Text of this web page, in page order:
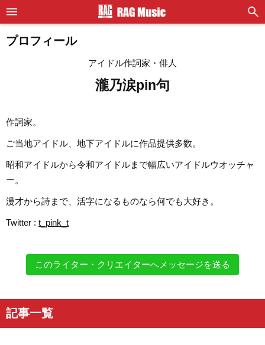
プロフィール
アイドル作詞家・俳人
瀧乃涙pin句
作詞家。
ご当地アイドル、地下アイドルに作品提供多数。
昭和アイドルから令和アイドルまで幅広いアイドルウオッチャ
ー。
漫才から詩まで、活字になるものなら何でも大好き。
Twitter : t_pink_t
このライター・クリエイターへメッセージを送る
記事一覧